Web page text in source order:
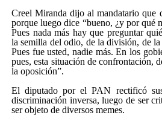
Creel Miranda dijo al mandatario que
porque luego dice “bueno, ¿y por qué
Pues nada más hay que preguntar
la semilla del odio, de la división, de
Pues fue usted, nadie más. En los
pues, esta situación de confrontación,
la oposición”.
El diputado por el PAN rectificó
discriminación inversa, luego de ser
ser objeto de diversos memes.